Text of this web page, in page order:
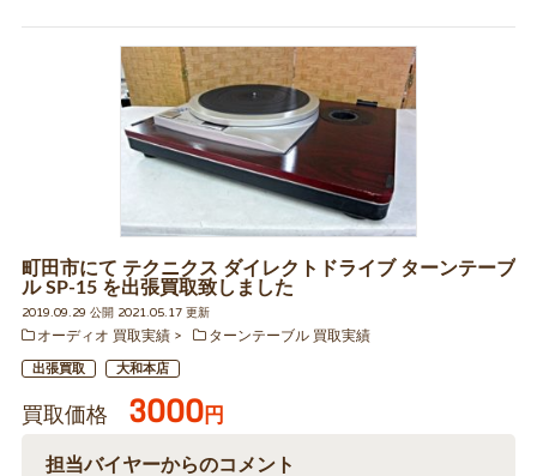
町田市にて テクニクス ダイレクトドライブ ターンテーブ
ル SP-15 を出張買取致しました
2019.09.29 公開 2021.05.17 更新
オーディオ 買取実績
ターンテーブル 買取実績
出張買取 大和本店
買取価格 3000円
担当バイヤーからのコメント